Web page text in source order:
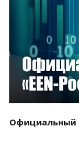
Официальный